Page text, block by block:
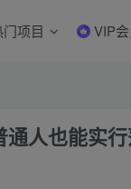
项目 VIP会
人也能实